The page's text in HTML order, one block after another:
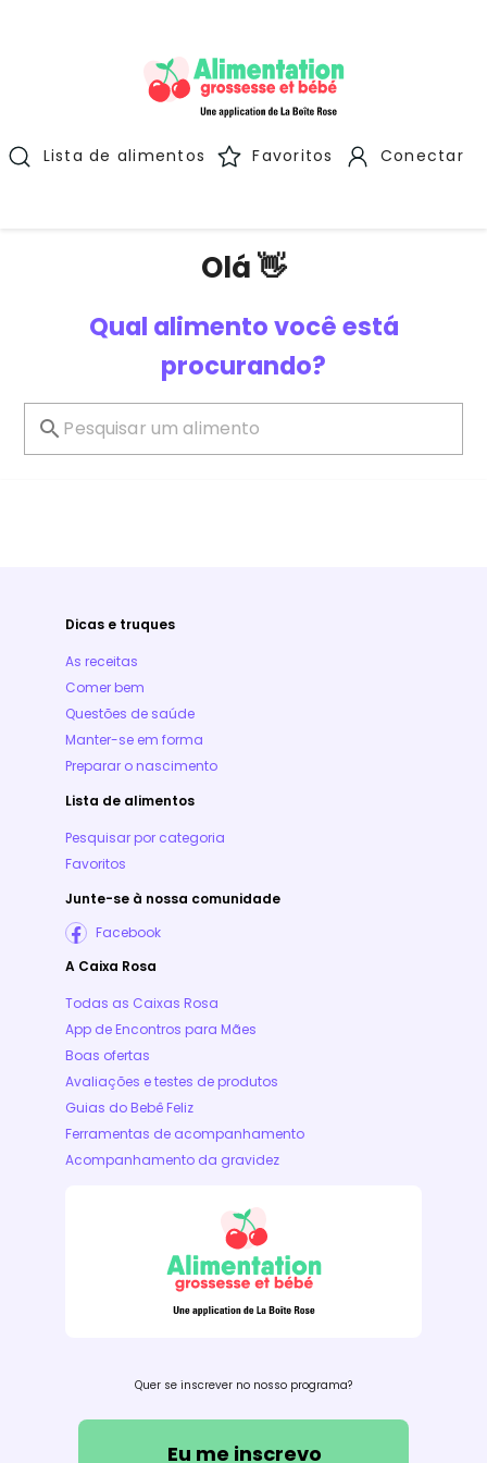
Lista de alimentos Favoritos Conectar
Olá 👋
Qual alimento você está
procurando?
Dicas e truques
As receitas
Comer bem
Questões de saúde
Manter-se em forma
Preparar o nascimento
Lista de alimentos
Pesquisar por categoria
Favoritos
Junte-se à nossa comunidade
Facebook
A Caixa Rosa
Todas as Caixas Rosa
App de Encontros para Mães
Boas ofertas
Avaliações e testes de produtos
Guias do Bebê Feliz
Ferramentas de acompanhamento
Acompanhamento da gravidez
Quer se inscrever no nosso programa?
Eu me inscrevo